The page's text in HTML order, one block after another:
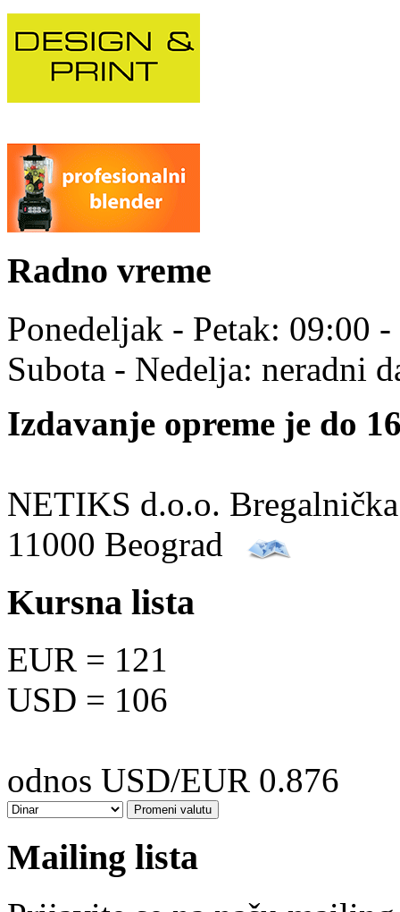
Radno vreme
Ponedeljak - Petak: 09:00
Subota - Nedelja: neradni
Izdavanje opreme je do
NETIKS d.o.o.
11000 Beograd
Kursna lista
EUR = 121
USD = 106
odnos USD/EUR 0.876
Mailing lista